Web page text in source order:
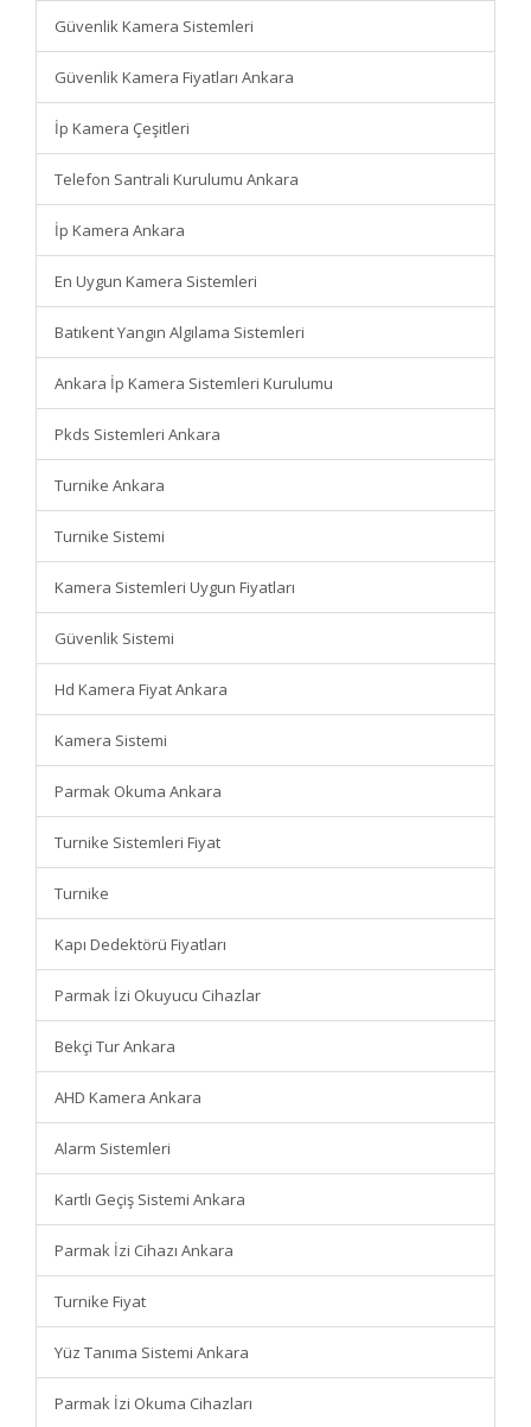
Güvenlik Kamera Sistemleri
Güvenlik Kamera Fiyatları Ankara
İp Kamera Çeşitleri
Telefon Santrali Kurulumu Ankara
İp Kamera Ankara
En Uygun Kamera Sistemleri
Batıkent Yangın Algılama Sistemleri
Ankara İp Kamera Sistemleri Kurulumu
Pkds Sistemleri Ankara
Turnike Ankara
Turnike Sistemi
Kamera Sistemleri Uygun Fiyatları
Güvenlik Sistemi
Hd Kamera Fiyat Ankara
Kamera Sistemi
Parmak Okuma Ankara
Turnike Sistemleri Fiyat
Turnike
Kapı Dedektörü Fiyatları
Parmak İzi Okuyucu Cihazlar
Bekçi Tur Ankara
AHD Kamera Ankara
Alarm Sistemleri
Kartlı Geçiş Sistemi Ankara
Parmak İzi Cihazı Ankara
Turnike Fiyat
Yüz Tanıma Sistemi Ankara
Parmak İzi Okuma Cihazları